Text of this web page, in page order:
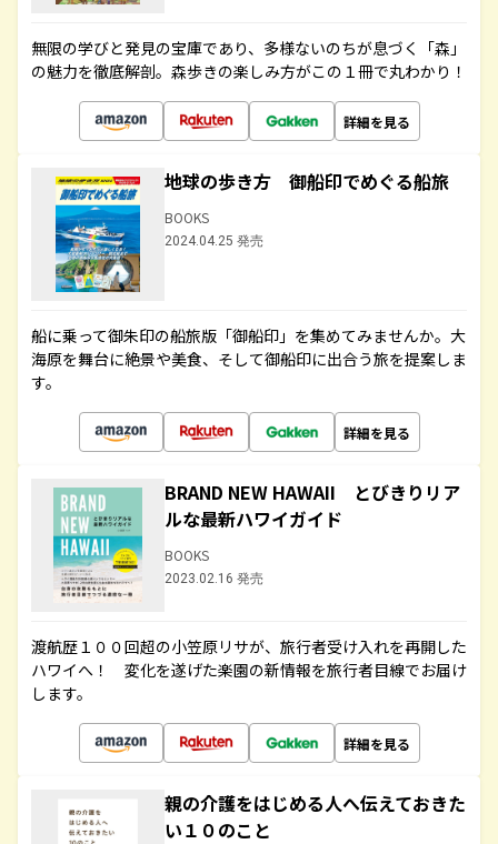
無限の学びと発見の宝庫であり、多様ないのちが息づく「森」
の魅力を徹底解剖。森歩きの楽しみ方がこの１冊で丸わかり！
詳細を見る
地球の歩き方 御船印でめぐる船旅
BOOKS
2024.04.25 発売
船に乗って御朱印の船旅版「御船印」を集めてみませんか。大
海原を舞台に絶景や美食、そして御船印に出合う旅を提案しま
す。
詳細を見る
BRAND NEW HAWAII とびきりリア
ルな最新ハワイガイド
BOOKS
2023.02.16 発売
渡航歴１００回超の小笠原リサが、旅行者受け入れを再開した
ハワイへ！ 変化を遂げた楽園の新情報を旅行者目線でお届け
します。
詳細を見る
親の介護をはじめる人へ伝えておきた
い１０のこと